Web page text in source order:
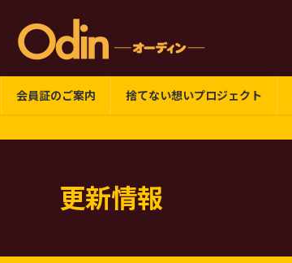
会員証のご案内 捨てない想いプロジェクト
更新情報